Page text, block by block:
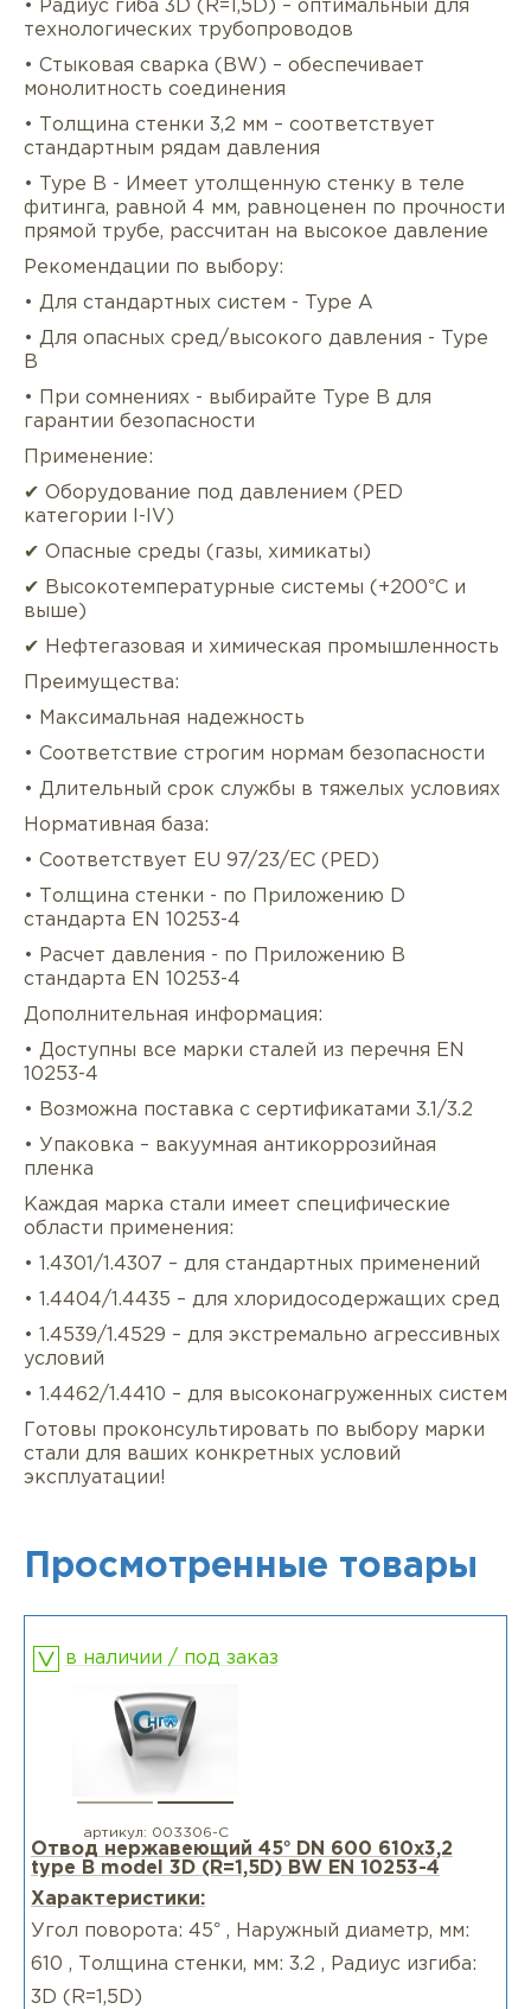
Описание Характеристики
• Радиус гиба 3D (R=1,5D) – оптимальный для
технологических трубопроводов
• Стыковая сварка (BW) – обеспечивает
монолитность соединения
• Толщина стенки 3,2 мм – соответствует
стандартным рядам давления
• Type B - Имеет утолщенную стенку в теле
фитинга, равной 4 мм, равноценен по прочности
прямой трубе, рассчитан на высокое давление
Рекомендации по выбору:
• Для стандартных систем - Type A
• Для опасных сред/высокого давления - Type
B
• При сомнениях - выбирайте Type B для
гарантии безопасности
Применение:
✔ Оборудование под давлением (PED
категории I-IV)
✔ Опасные среды (газы, химикаты)
✔ Высокотемпературные системы (+200°C и
выше)
✔ Нефтегазовая и химическая промышленность
Преимущества:
• Максимальная надежность
• Соответствие строгим нормам безопасности
• Длительный срок службы в тяжелых условиях
Нормативная база:
• Соответствует EU 97/23/EC (PED)
• Толщина стенки - по Приложению D
стандарта EN 10253-4
• Расчет давления - по Приложению B
стандарта EN 10253-4
Дополнительная информация:
• Доступны все марки сталей из перечня EN
10253-4
• Возможна поставка с сертификатами 3.1/3.2
• Упаковка – вакуумная антикоррозийная
пленка
Каждая марка стали имеет специфические
области применения:
• 1.4301/1.4307 – для стандартных применений
• 1.4404/1.4435 – для хлоридосодержащих сред
• 1.4539/1.4529 – для экстремально агрессивных
условий
• 1.4462/1.4410 – для высоконагруженных систем
Готовы проконсультировать по выбору марки
стали для ваших конкретных условий
эксплуатации!
Просмотренные товары
в наличии / под заказ
артикул: 003306-С
Отвод нержавеющий 45° DN 600 610x3,2
type B model 3D (R=1,5D) BW EN 10253-4
Характеристики:
Угол поворота: 45° , Наружный диаметр, мм:
610 , Толщина стенки, мм: 3.2 , Радиус изгиба:
3D (R=1,5D)